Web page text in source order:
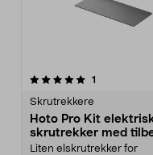
1
Skrutrekkere
Hoto Pro Kit
skrutrekker med
deler
Liten elskrutrekker for
4.5 av 5 stjerner